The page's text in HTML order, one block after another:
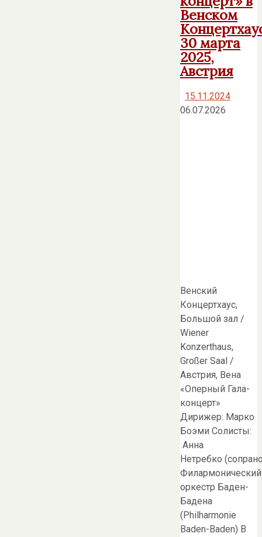
Венском
30 марта
2025,
Австрия
15.11.2024
06.07.2026
Венский
Концертхаус,
Большой зал /
Wiener
Konzerthaus,
Großer Saal /
Австрия, Вена
«Оперный Гала-
концерт»
Дирижер: Марко
Боэми Солисты:
Анна
Нетребко
Филармонический
оркестр Баден-
Бадена
(Philharmonie
Baden-Baden) В